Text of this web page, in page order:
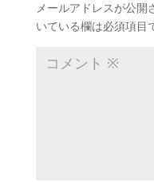
メールアドレスが公開
いている欄は必須項目